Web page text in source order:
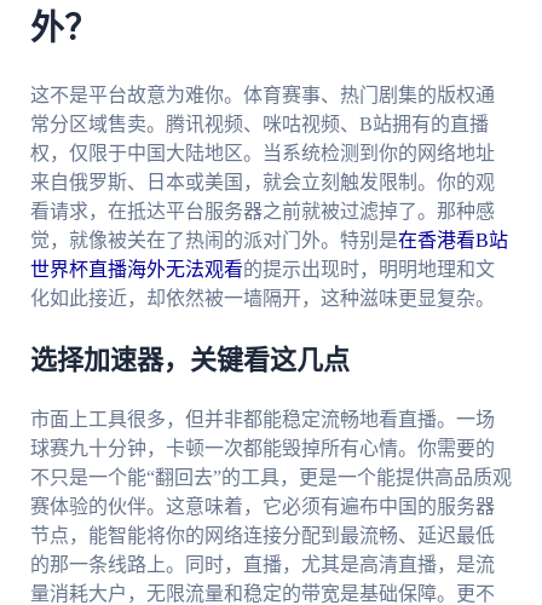
外？
这不是平台故意为难你。体育赛事、热门剧集的版权通
常分区域售卖。腾讯视频、咪咕视频、B站拥有的直播
权，仅限于中国大陆地区。当系统检测到你的网络地址
来自俄罗斯、日本或美国，就会立刻触发限制。你的观
看请求，在抵达平台服务器之前就被过滤掉了。那种感
觉，就像被关在了热闹的派对门外。特别是在香港看B站
世界杯直播海外无法观看的提示出现时，明明地理和文
化如此接近，却依然被一墙隔开，这种滋味更显复杂。
选择加速器，关键看这几点
市面上工具很多，但并非都能稳定流畅地看直播。一场
球赛九十分钟，卡顿一次都能毁掉所有心情。你需要的
不只是一个能“翻回去”的工具，更是一个能提供高品质观
赛体验的伙伴。这意味着，它必须有遍布中国的服务器
节点，能智能将你的网络连接分配到最流畅、延迟最低
的那一条线路上。同时，直播，尤其是高清直播，是流
量消耗大户，无限流量和稳定的带宽是基础保障。更不